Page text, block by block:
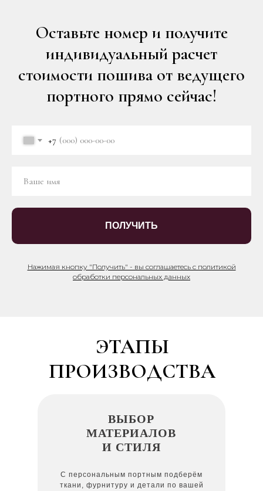
Оставьте номер и получите
индивидуальный расчет
стоимости пошива от ведущего
портного прямо сейчас!
+7
ПОЛУЧИТЬ
Нажимая кнопку "Получить" - вы соглашаетесь с политикой
обработки персональных данных
С персональным портным подберём
ткани, фурнитуру и детали по вашей
ВЫБОР
МАТЕРИАЛОВ
И СТИЛЯ
ЭТАПЫ
ПРОИЗВОДСТВА